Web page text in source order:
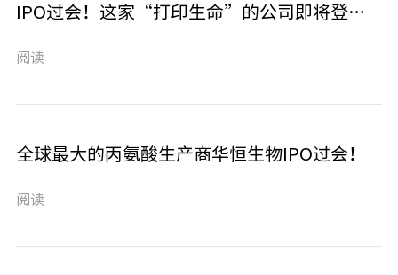
IPO过会！这家“打印生命”的公司即将登陆A股，海归博士要打造再生医学龙头！
阅读
全球最大的丙氨酸生产商华恒生物IPO过会！
阅读